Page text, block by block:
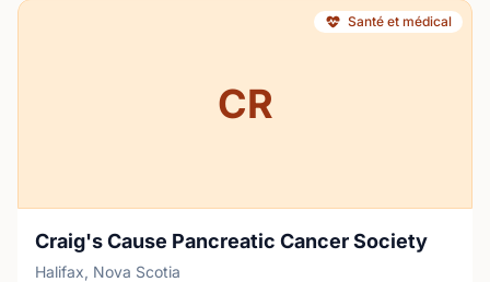
CR
Santé et médical
Craig's Cause Pancreatic Cancer Society
Halifax, Nova Scotia